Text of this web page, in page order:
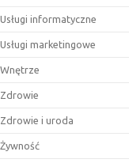
Usługi informatyczne
Usługi marketingowe
Wnętrze
Zdrowie
Zdrowie i uroda
Żywność